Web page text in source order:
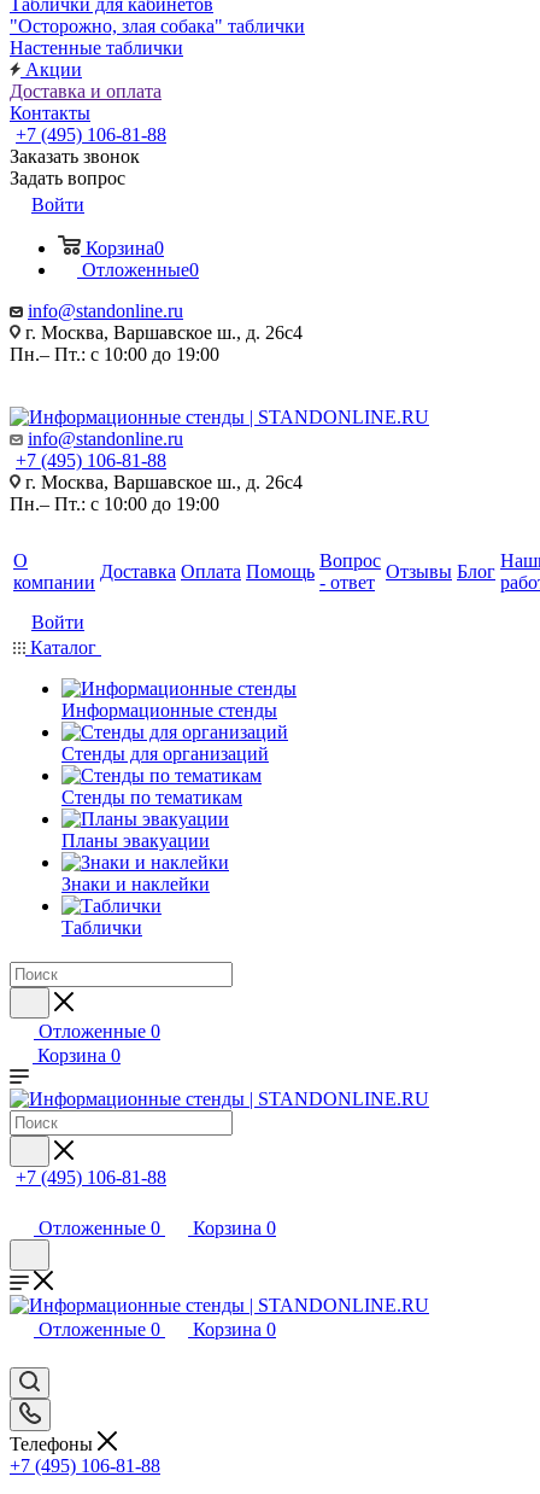
Таблички для кабинетов
"Осторожно, злая собака" таблички
Настенные таблички
Акции
Доставка и оплата
Контакты
+7 (495) 106-81-88
Заказать звонок
Задать вопрос
Войти
Корзина0
Отложенные0
info@standonline.ru
г. Москва, Варшавское ш., д. 26с4
Пн.– Пт.: с 10:00 до 19:00
info@standonline.ru
+7 (495) 106-81-88
г. Москва, Варшавское ш., д. 26с4
Пн.– Пт.: с 10:00 до 19:00
О
компании
Доставка Оплата Помощь
Вопрос
- ответ
Отзывы Блог
Войти
Каталог
Информационные стенды
Стенды для организаций
Стенды по тематикам
Планы эвакуации
Знаки и наклейки
Таблички
Отложенные 0
Корзина 0
+7 (495) 106-81-88
Отложенные 0 Корзина 0
Отложенные 0 Корзина 0
Телефоны
+7 (495) 106-81-88